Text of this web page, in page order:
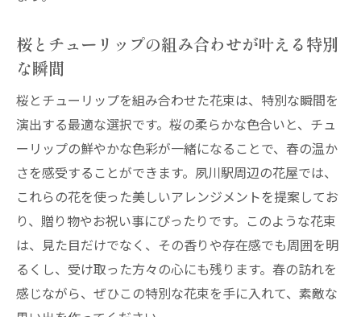
桜とチューリップの組み合わせが叶える特別
な瞬間
桜とチューリップを組み合わせた花束は、特別な瞬間を
演出する最適な選択です。桜の柔らかな色合いと、チュ
ーリップの鮮やかな色彩が一緒になることで、春の温か
さを感受することができます。夙川駅周辺の花屋では、
これらの花を使った美しいアレンジメントを提案してお
り、贈り物やお祝い事にぴったりです。このような花束
は、見た目だけでなく、その香りや存在感でも周囲を明
るくし、受け取った方々の心にも残ります。春の訪れを
感じながら、ぜひこの特別な花束を手に入れて、素敵な